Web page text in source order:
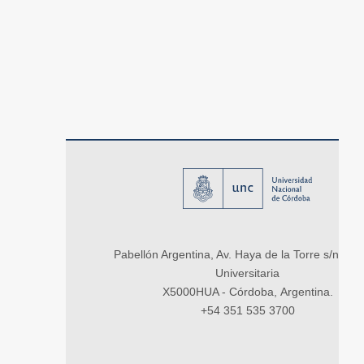
Pabellón Argentina, Av. Haya de la Torre s/n,
Universitaria
X5000HUA - Córdoba, Argentina.
+54 351 535 3700